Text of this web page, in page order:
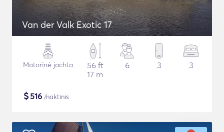
Van der Valk Exotic 17
Motorinė jachta
56 ft
17 m
6 3 3
$516 /naktinis